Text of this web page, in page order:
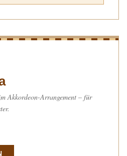
Akkordeon-Arrangement – für